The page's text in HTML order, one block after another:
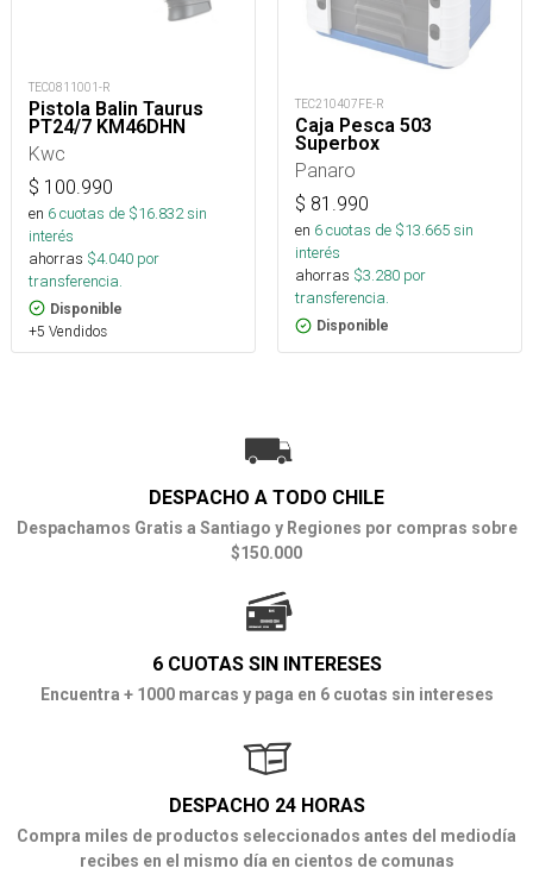
TEC0811001-R
Pistola Balin Taurus
PT24/7 KM46DHN
Kwc
$ 100.990
en 6cuotas de $16.832sin
interés
ahorras $4.040 por
transferencia.
Disponible
+5 Vendidos
TEC210407FE-R
Caja Pesca 503
Superbox
Panaro
$ 81.990
en 6cuotas de $13.665sin
interés
ahorras $3.280 por
transferencia.
Disponible
DESPACHO A TODO CHILE
Despachamos Gratis a Santiago y Regiones por compras sobre
$150.000
6 CUOTAS SIN INTERESES
Encuentra + 1000 marcas y paga en 6 cuotas sin intereses
DESPACHO 24 HORAS
Compra miles de productos seleccionados antes del mediodía
recibes en el mismo día en cientos de comunas